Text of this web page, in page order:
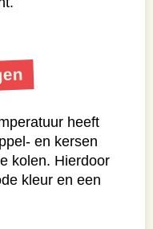
heeft
en kersen
kolen. Hierdoor
kleur en een